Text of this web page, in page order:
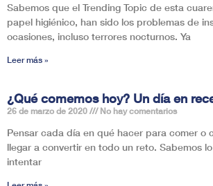
Sabemos que el Trending Topic de esta
papel higiénico, han sido los problemas de
ocasiones, incluso terrores nocturnos. Ya
Leer más »
¿Qué comemos hoy? Un día en
26 de marzo de 2020 No hay comentarios
Pensar cada día en qué hacer para comer o
llegar a convertir en todo un reto. Sabemos
intentar